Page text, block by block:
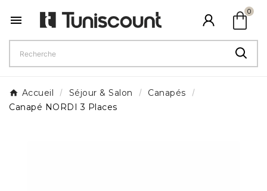
 shopping_bag
0
Accueil Séjour & Salon
Canapés
Canapé NORDI 3 Places